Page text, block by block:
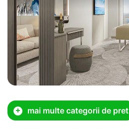
mai multe categorii de pret